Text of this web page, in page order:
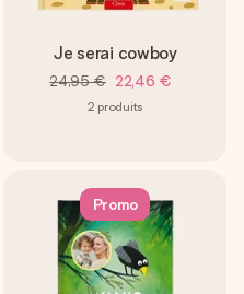
Je serai cowboy
24,95 € 22,46 €
2 produits
Promo